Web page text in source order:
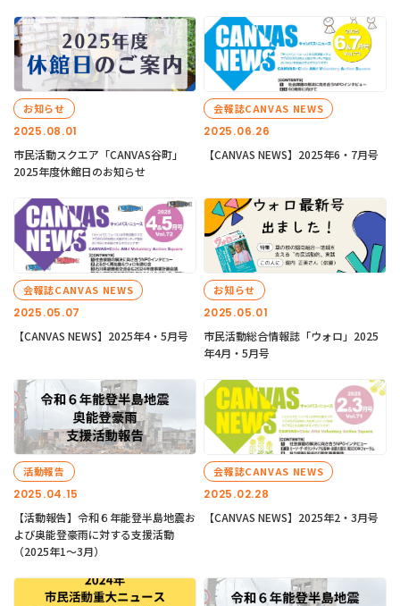
2025.08.01
お知らせ
市民活動スクエア「CANVAS谷町」
2025年度休館日のお知らせ
2025.06.26
会報誌CANVAS NEWS
【CANVAS NEWS】2025年6・7月号
2025.05.07
会報誌CANVAS NEWS
【CANVAS NEWS】2025年4・5月号
2025.05.01
お知らせ
市民活動総合情報誌「ウォロ」2025
年4月・5月号
2025.04.15
活動報告
【活動報告】令和６年能登半島地震お
よび奥能登豪雨に対する支援活動
（2025年1〜3月）
2025.02.28
会報誌CANVAS NEWS
【CANVAS NEWS】2025年2・3月号